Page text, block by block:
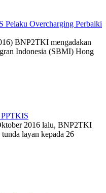
Overcharging Perbaiki
BNP2TKI mengadakan
Indonesia (SBMI) Hong
2016 lalu, BNP2TKI
layan kepada 26